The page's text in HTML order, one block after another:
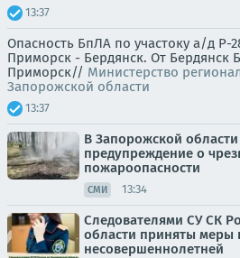
13:37
Опасность БпЛА по участоку а/д Р-
Приморск - Бердянск. От Бердянск
Приморск// Министерство
Запорожской области
13:37
В Запорожской
предупреждение о
пожароопасности
СМИ 13:34
Следователями СУ СК
области приняты меры
несовершеннолетней